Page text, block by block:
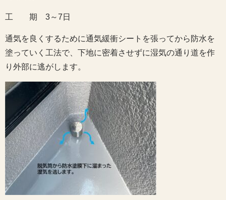
工 期 3～7日
通気を良くするために通気緩衝シートを張ってから防水を
塗っていく工法で、下地に密着させずに湿気の通り道を作
り外部に逃がします。